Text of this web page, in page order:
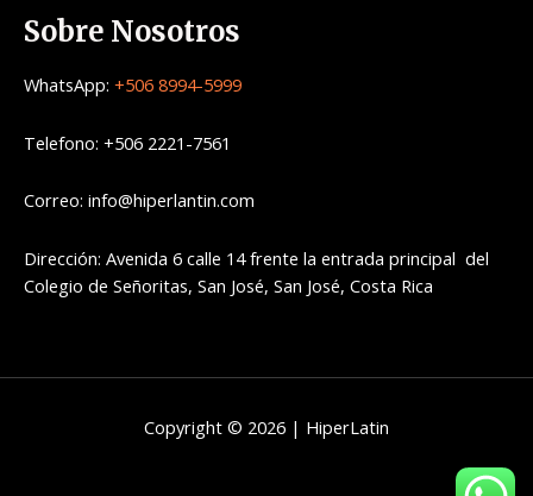
Sobre Nosotros
WhatsApp: +506 8994-5999
Telefono: +506 2221-7561
Correo: info@hiperlantin.com
Dirección: Avenida 6 calle 14 frente la entrada principal del
Colegio de Señoritas, San José, San José, Costa Rica
Copyright © 2026 | HiperLatin